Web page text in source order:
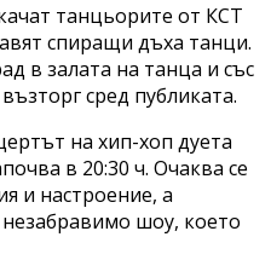
танцьорите от КСТ
спиращи дъха танци.
в залата на танца и със
сред публиката.
на хип-хоп дуета
в 20:30 ч. Очаква се
и настроение, а
шоу, което